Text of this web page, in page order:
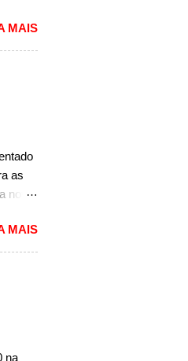
com
MAIS
as
nova
seja,
MAIS
na